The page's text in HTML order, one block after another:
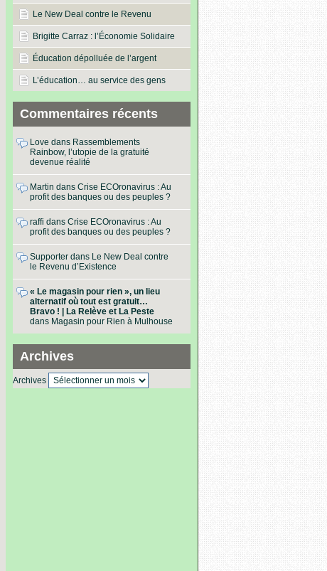
banques ou des peuples ?
Le New Deal contre le Revenu
d’Existence
Brigitte Carraz : l’Économie Solidaire
dans les actes !
Éducation dépolluée de l’argent
L’éducation… au service des gens
Commentaires récents
Love dans Rassemblements
Rainbow, l’utopie de la gratuité
devenue réalité
Martin dans Crise ECOronavirus : Au
profit des banques ou des peuples ?
raffi dans Crise ECOronavirus : Au
profit des banques ou des peuples ?
Supporter dans Le New Deal contre
le Revenu d’Existence
« Le magasin pour rien », un lieu
alternatif où tout est gratuit…
Bravo ! | La Relève et La Peste
dans Magasin pour Rien à Mulhouse
Archives
Archives